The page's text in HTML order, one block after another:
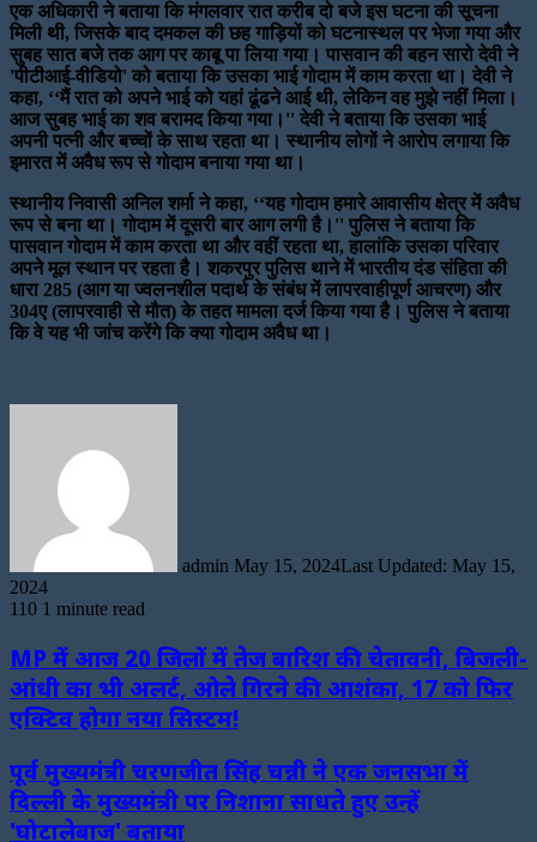
एक अधिकारी ने बताया कि मंगलवार रात करीब दो बजे इस घटना की सूचना
मिली थी, जिसके बाद दमकल की छह गाड़ियों को घटनास्थल पर भेजा गया और
सुबह सात बजे तक आग पर काबू पा लिया गया। पासवान की बहन सारो देवी ने
'पीटीआई-वीडियो' को बताया कि उसका भाई गोदाम में काम करता था। देवी ने
कहा, ‘‘मैं रात को अपने भाई को यहां ढूंढने आई थी, लेकिन वह मुझे नहीं मिला।
आज सुबह भाई का शव बरामद किया गया।'' देवी ने बताया कि उसका भाई
अपनी पत्नी और बच्चों के साथ रहता था। स्थानीय लोगों ने आरोप लगाया कि
इमारत में अवैध रूप से गोदाम बनाया गया था।
स्थानीय निवासी अनिल शर्मा ने कहा, ‘‘यह गोदाम हमारे आवासीय क्षेत्र में अवैध
रूप से बना था। गोदाम में दूसरी बार आग लगी है।'' पुलिस ने बताया कि
पासवान गोदाम में काम करता था और वहीं रहता था, हालांकि उसका परिवार
अपने मूल स्थान पर रहता है। शकरपुर पुलिस थाने में भारतीय दंड संहिता की
धारा 285 (आग या ज्वलनशील पदार्थ के संबंध में लापरवाहीपूर्ण आचरण) और
304ए (लापरवाही से मौत) के तहत मामला दर्ज किया गया है। पुलिस ने बताया
कि वे यह भी जांच करेंगे कि क्या गोदाम अवैध था।
admin May 15, 2024Last Updated: May 15,
2024
110 1 minute read
MP में आज 20 जिलों में तेज बारिश की चेतावनी, बिजली-
आंधी का भी अलर्ट, ओले गिरने की आशंका, 17 को फिर
एक्टिव होगा नया सिस्टम!
पूर्व मुख्यमंत्री चरणजीत सिंह चन्नी ने एक जनसभा में
दिल्ली के मुख्यमंत्री पर निशाना साधते हुए उन्हें
'घोटालेबाज' बताया